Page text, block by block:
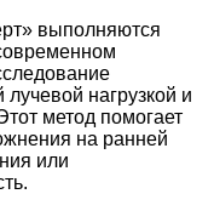
выполняются
нагрузкой и
метод помогает
на ранней
или